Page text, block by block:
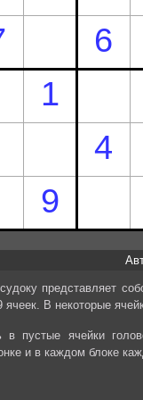
представляет
В некоторые
пустые ячейки
и в каждом блоке